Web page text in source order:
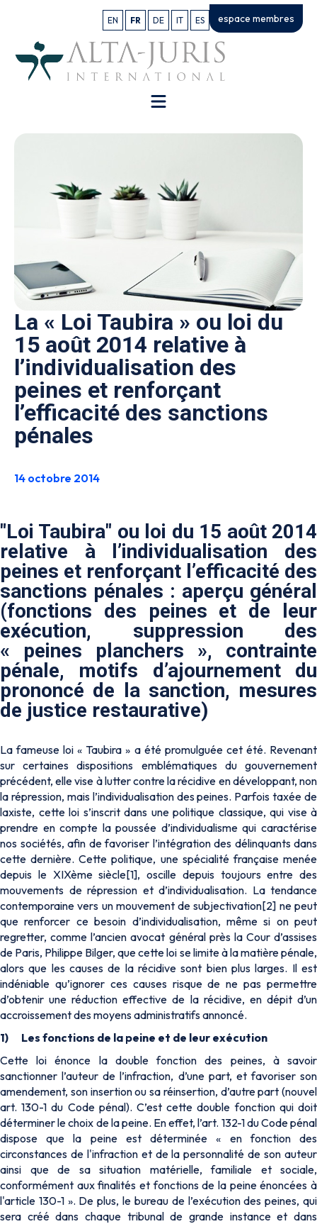
EN FR DE IT ES espace membres
La « Loi Taubira » ou loi du
15 août 2014 relative à
l’individualisation des
peines et renforçant
l’efficacité des sanctions
pénales
14 octobre 2014
"Loi Taubira" ou loi du 15 août 2014
relative à l’individualisation des
peines et renforçant l’efficacité des
sanctions pénales : aperçu général
(fonctions des peines et de leur
exécution, suppression des
« peines planchers », contrainte
pénale, motifs d’ajournement du
prononcé de la sanction, mesures
de justice restaurative)
La fameuse loi « Taubira » a été promulguée cet été. Revenant
sur certaines dispositions emblématiques du gouvernement
précédent, elle vise à lutter contre la récidive en développant, non
la répression, mais l’individualisation des peines. Parfois taxée de
laxiste, cette loi s’inscrit dans une politique classique, qui vise à
prendre en compte la poussée d’individualisme qui caractérise
nos sociétés, afin de favoriser l’intégration des délinquants dans
cette dernière. Cette politique, une spécialité française menée
depuis le XIXème siècle[1], oscille depuis toujours entre des
mouvements de répression et d’individualisation. La tendance
contemporaine vers un mouvement de subjectivation[2] ne peut
que renforcer ce besoin d’individualisation, même si on peut
regretter, comme l’ancien avocat général près la Cour d’assises
de Paris, Philippe Bilger, que cette loi se limite à la matière pénale,
alors que les causes de la récidive sont bien plus larges. Il est
indéniable qu’ignorer ces causes risque de ne pas permettre
d’obtenir une réduction effective de la récidive, en dépit d’un
accroissement des moyens administratifs annoncé.
1) Les fonctions de la peine et de leur exécution
Cette loi énonce la double fonction des peines, à savoir
sanctionner l’auteur de l’infraction, d’une part, et favoriser son
amendement, son insertion ou sa réinsertion, d’autre part (nouvel
art. 130-1 du Code pénal). C’est cette double fonction qui doit
déterminer le choix de la peine. En effet, l’art. 132-1 du Code pénal
dispose que la peine est déterminée « en fonction des
circonstances de l'infraction et de la personnalité de son auteur
ainsi que de sa situation matérielle, familiale et sociale,
conformément aux finalités et fonctions de la peine énoncées à
l'article 130-1 ». De plus, le bureau de l’exécution des peines, qui
sera créé dans chaque tribunal de grande instance et dans